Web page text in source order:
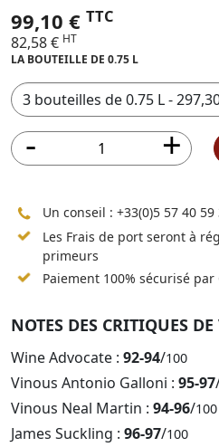
99,10 € TTC
82,58 € HT
LA BOUTEILLE DE 0.75 L
Un conseil : +33(0)5 57 40 59
Les Frais de port seront à
primeurs
Paiement 100% sécurisé par
NOTES DES CRITIQUES
Wine Advocate : 92-94/100
Vinous Antonio Galloni : 95-97
Vinous Neal Martin : 94-96/100
James Suckling : 96-97/100